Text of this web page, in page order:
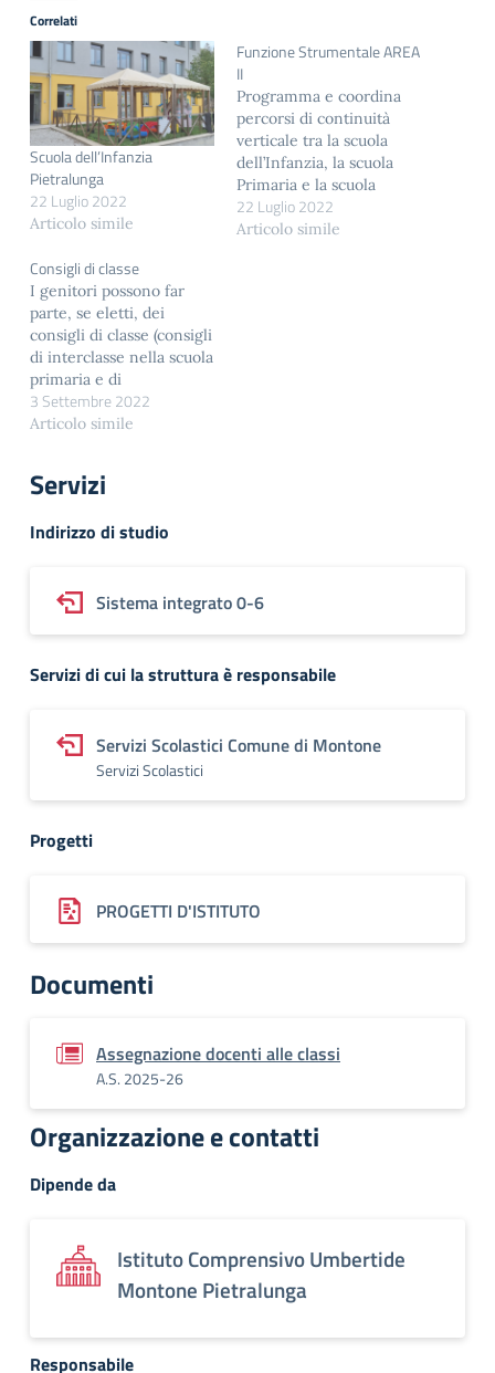
Correlati
Scuola dell’Infanzia
Pietralunga
22 Luglio 2022
Articolo simile
Funzione Strumentale AREA
II
Programma e coordina
percorsi di continuità
verticale tra la scuola
dell’Infanzia, la scuola
Primaria e la scuola
Secondaria di I grado
Raccorda i curricoli
22 Luglio 2022
Articolo simile
Consigli di classe
I genitori possono far
parte, se eletti, dei
consigli di classe (consigli
di interclasse nella scuola
primaria e di
intersezione nella scuola
dell'infanzia). Tutti i
eleggere loro
organismi. È diritto di
L'elezione…
3 Settembre 2022
Articolo simile
Servizi
Indirizzo di studio
Sistema integrato 0-6
Servizi di cui la struttura è responsabile
Servizi Scolastici Comune di Montone
Servizi Scolastici
Progetti
PROGETTI D'ISTITUTO
Documenti
Assegnazione docenti alle classi
A.S. 2025-26
Organizzazione e contatti
Dipende da
Istituto Comprensivo Umbertide
Montone Pietralunga
Responsabile